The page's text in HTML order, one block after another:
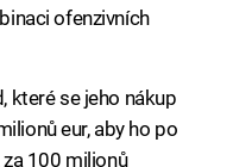
ofenzivních
které se jeho nákup
eur, aby ho po
100 milionů